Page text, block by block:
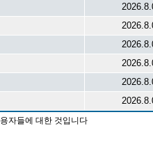
자들에 대한 것입니다